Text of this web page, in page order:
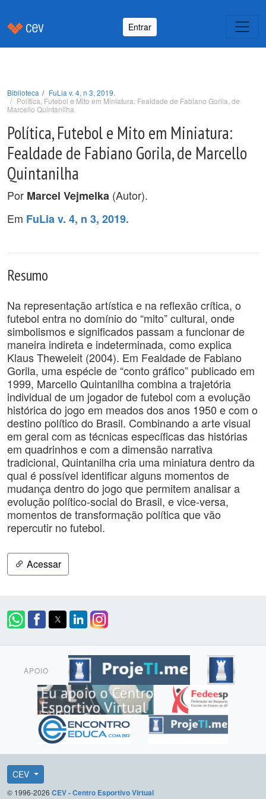
Entrar
Biblioteca
FuLia v. 4, n 3, 2019.
Política, Futebol e Mito em Miniatura: Fealdade de Fabiano Gorila, de
Marcello Quintanilha
Política, Futebol e Mito em Miniatura:
Fealdade de Fabiano Gorila, de Marcello
Quintanilha
Por Marcel Vejmelka (Autor).
Em FuLia v. 4, n 3, 2019.
Resumo
Na representação artística e na reflexão crítica, o
futebol entra no domínio do “mito” cultural, onde
simbolismos e significados passam a funcionar de
maneira indireta e indeterminada, como explica
Klaus Theweleit (2004). Em Fealdade de Fabiano
Gorila, uma espécie de “conto gráfico” publicado em
1999, Marcello Quintanilha combina a trajetória
individual de um jogador de futebol com a evolução
histórica do jogo em meados dos anos 1950 e com o
destino político do Brasil. Combinando a arte visual
em geral com as técnicas específicas das histórias
em quadrinhos e com a dimensão narrativa
tradicional, Quintanilha cria uma miniatura dentro da
qual é possível identificar alguns momentos de
mudança dentro do jogo que permitem analisar a
evolução político-social do Brasil, e vice-versa,
momentos de transformação política que vão
repercutir no futebol.
Acessar
APOIO
CEV
© 1996-2026 CEV - Centro Esportivo Virtual